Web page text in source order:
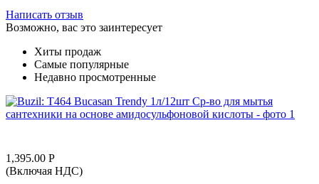
Написать отзыв
Возможно, вас это заинтересует
Хиты продаж
Самые популярные
Недавно просмотренные
1,395.00 Р
(Включая НДС)